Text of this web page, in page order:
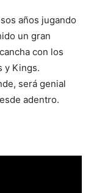
años jugando
un gran
con los
y Kings.
será genial
adentro.